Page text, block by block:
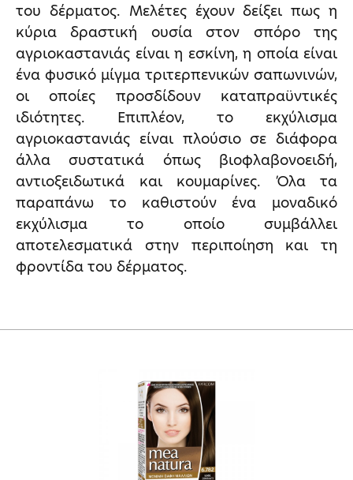
του δέρματος. Μελέτες έχουν δείξει πως η
κύρια δραστική ουσία στον σπόρο της
αγριοκαστανιάς είναι η εσκίνη, η οποία είναι
ένα φυσικό μίγμα τριτερπενικών σαπωνινών,
οι οποίες προσδίδουν καταπραϋντικές
ιδιότητες. Επιπλέον, το εκχύλισμα
αγριοκαστανιάς είναι πλούσιο σε διάφορα
άλλα συστατικά όπως βιοφλαβονοειδή,
αντιοξειδωτικά και κουμαρίνες. Όλα τα
παραπάνω το καθιστούν ένα μοναδικό
εκχύλισμα το οποίο συμβάλλει
αποτελεσματικά στην περιποίηση και τη
φροντίδα του δέρματος.